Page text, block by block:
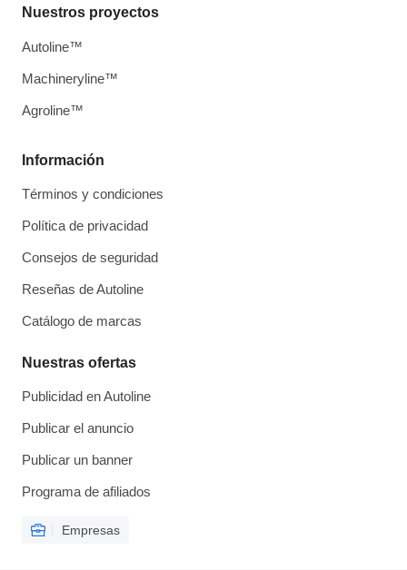
Información
Términos y condiciones
Política de privacidad
Consejos de seguridad
Reseñas de Autoline
Catálogo de marcas
Nuestras ofertas
Publicidad en Autoline
Publicar el anuncio
Publicar un banner
Programa de afiliados
Empresas
Nuestros proyectos
Autoline™
Machineryline™
Agroline™